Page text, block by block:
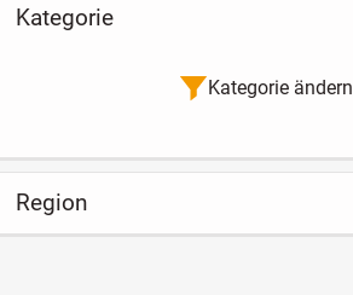
Kategorie
Kategorie ändern
Region